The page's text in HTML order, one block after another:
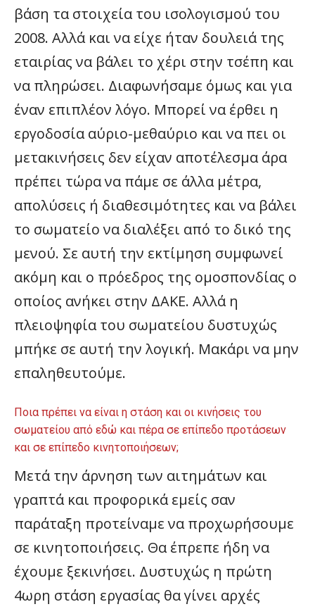
βάση τα στοιχεία του ισολογισμού του
2008. Αλλά και να είχε ήταν δουλειά της
εταιρίας να βάλει το χέρι στην τσέπη και
να πληρώσει. Διαφωνήσαμε όμως και για
έναν επιπλέον λόγο. Μπορεί να έρθει η
εργοδοσία αύριο-μεθαύριο και να πει οι
μετακινήσεις δεν είχαν αποτέλεσμα άρα
πρέπει τώρα να πάμε σε άλλα μέτρα,
απολύσεις ή διαθεσιμότητες και να βάλει
το σωματείο να διαλέξει από το δικό της
μενού. Σε αυτή την εκτίμηση συμφωνεί
ακόμη και ο πρόεδρος της ομοσπονδίας ο
οποίος ανήκει στην ΔΑΚΕ. Αλλά η
πλειοψηφία του σωματείου δυστυχώς
μπήκε σε αυτή την λογική. Μακάρι να μην
επαληθευτούμε.
Ποια πρέπει να είναι η στάση και οι κινήσεις του
σωματείου από εδώ και πέρα σε επίπεδο προτάσεων
και σε επίπεδο κινητοποιήσεων;
Μετά την άρνηση των αιτημάτων και
γραπτά και προφορικά εμείς σαν
παράταξη προτείναμε να προχωρήσουμε
σε κινητοποιήσεις. Θα έπρεπε ήδη να
έχουμε ξεκινήσει. Δυστυχώς η πρώτη
4ωρη στάση εργασίας θα γίνει αρχές